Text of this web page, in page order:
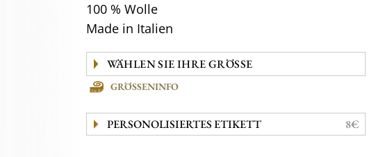
100 % Wolle
Made in Italien
GRÖSSENINFO
PERSONOLISIERTES ETIKETT 8€